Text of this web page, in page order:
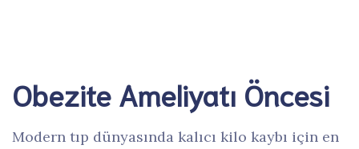
Obezite Ameliyatı Öncesi
Modern tıp dünyasında kalıcı kilo kaybı için en